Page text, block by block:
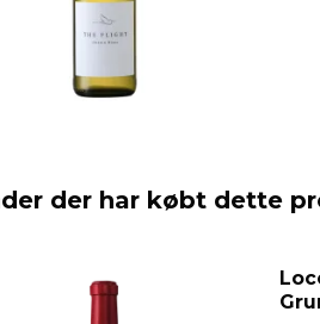
der har købt dette